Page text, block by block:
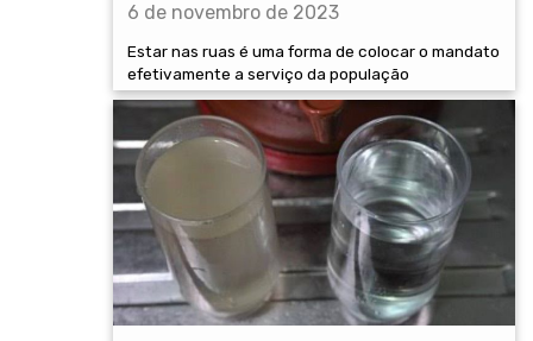
6 de novembro de 2023
Estar nas ruas é uma forma de colocar o mandato
efetivamente a serviço da população